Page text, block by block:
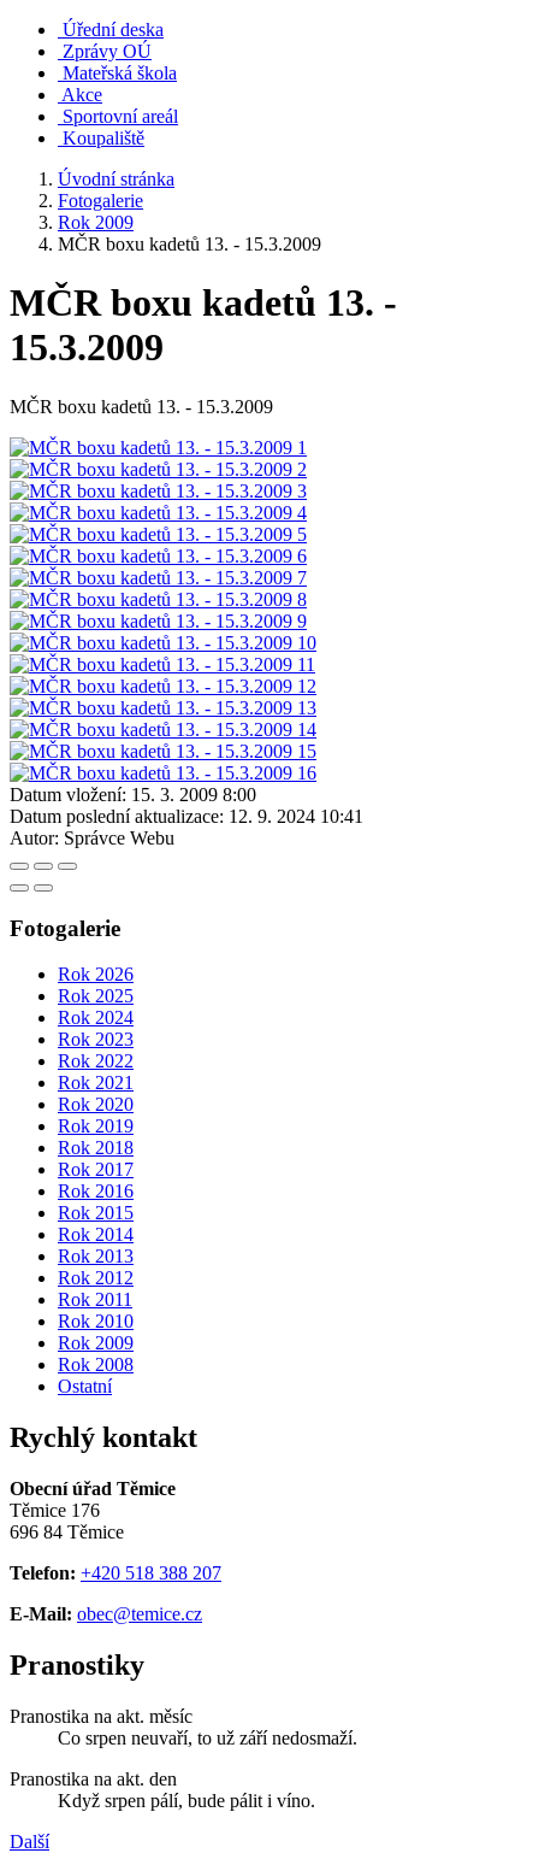
Úřední deska
Zprávy OÚ
Mateřská škola
Akce
Sportovní areál
Koupaliště
Úvodní stránka
Fotogalerie
Rok 2009
MČR boxu kadetů 13. - 15.3.2009
MČR boxu kadetů 13. -
15.3.2009
MČR boxu kadetů 13. - 15.3.2009
Datum vložení: 15. 3. 2009 8:00
Datum poslední aktualizace: 12. 9. 2024 10:41
Autor: Správce Webu
Fotogalerie
Rok 2026
Rok 2025
Rok 2024
Rok 2023
Rok 2022
Rok 2021
Rok 2020
Rok 2019
Rok 2018
Rok 2017
Rok 2016
Rok 2015
Rok 2014
Rok 2013
Rok 2012
Rok 2011
Rok 2010
Rok 2009
Rok 2008
Ostatní
Rychlý kontakt
Obecní úřad Těmice
Těmice 176
696 84 Těmice
Telefon: +420 518 388 207
E-Mail: obec@temice.cz
Pranostiky
Pranostika na akt. měsíc
Co srpen neuvaří, to už září nedosmaží.
Pranostika na akt. den
Když srpen pálí, bude pálit i víno.
Další